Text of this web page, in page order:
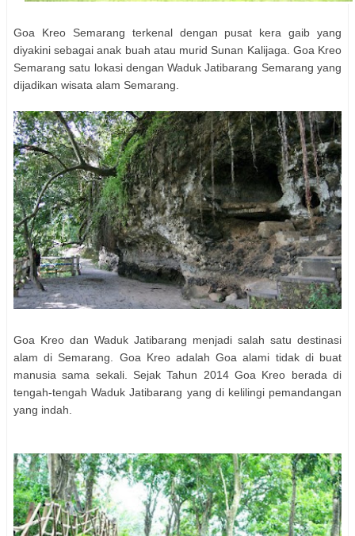
Goa Kreo Semarang terkenal dengan pusat kera gaib yang
diyakini sebagai anak buah atau murid Sunan Kalijaga. Goa Kreo
Semarang satu lokasi dengan Waduk Jatibarang Semarang yang
dijadikan wisata alam Semarang.
Goa Kreo dan Waduk Jatibarang menjadi salah satu destinasi
alam di Semarang. Goa Kreo adalah Goa alami tidak di buat
manusia sama sekali. Sejak Tahun 2014 Goa Kreo berada di
tengah-tengah Waduk Jatibarang yang di kelilingi pemandangan
yang indah.